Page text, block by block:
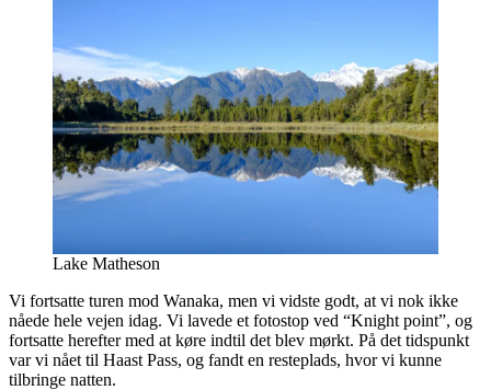
Lake Matheson
Vi fortsatte turen mod Wanaka, men vi vidste godt, at vi nok ikke
nåede hele vejen idag. Vi lavede et fotostop ved “Knight point”, og
fortsatte herefter med at køre indtil det blev mørkt. På det tidspunkt
var vi nået til Haast Pass, og fandt en resteplads, hvor vi kunne
tilbringe natten.